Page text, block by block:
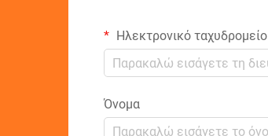
Ηλεκτρονικό ταχυδρομείο
Όνομα